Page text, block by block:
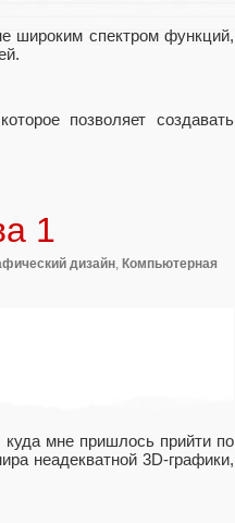
широким спектром функций,
позволяет создавать
1
дизайн Компьютерная
мне пришлось прийти по
неадекватной 3D-графики,